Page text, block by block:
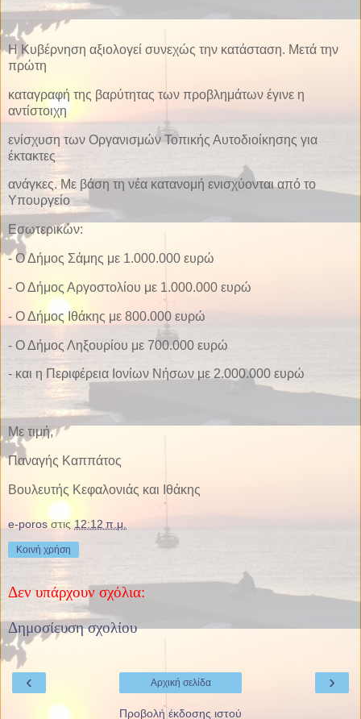
Η Κυβέρνηση αξιολογεί συνεχώς την κατάσταση. Μετά την
πρώτη
καταγραφή της βαρύτητας των προβλημάτων έγινε η
αντίστοιχη
ενίσχυση των Οργανισμών Τοπικής Αυτοδιοίκησης για
έκτακτες
ανάγκες. Με βάση τη νέα κατανομή ενισχύονται από το
Υπουργείο
Εσωτερικών:
- Ο Δήμος Σάμης με 1.000.000 ευρώ
- Ο Δήμος Αργοστολίου με 1.000.000 ευρώ
- Ο Δήμος Ιθάκης με 800.000 ευρώ
- Ο Δήμος Ληξουρίου με 700.000 ευρώ
- και η Περιφέρεια Ιονίων Νήσων με 2.000.000 ευρώ
Με τιμή,
Παναγής Καππάτος
Βουλευτής Κεφαλονιάς και Ιθάκης
e-poros στις 12:12 π.μ.
Κοινή χρήση
Δεν υπάρχουν σχόλια:
Δημοσίευση σχολίου
‹ ›
Αρχική σελίδα
Προβολή έκδοσης ιστού